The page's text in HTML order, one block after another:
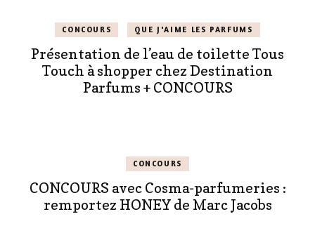
CONCOURS QUE J'AIME LES PARFUMS
Présentation de l’eau de toilette Tous
Touch à shopper chez Destination
Parfums + CONCOURS
CONCOURS
CONCOURS avec Cosma-parfumeries :
remportez HONEY de Marc Jacobs